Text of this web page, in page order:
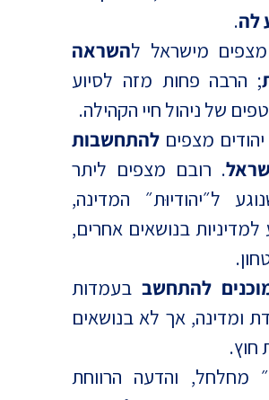
לה.
מצפים מישראל להשראה
; הרבה פחות מזה לסיוע
של ניהול חיי הקהילה.
מצפים להתחשבות
. רובם מצפים ליתר
ל״יהודיוּת״ המדינה,
בנושאים אחרים,
להתחשב בעמדות
ומדינה, אך לא בנושאים
חוץ.
מחלחל, והדעה הרווחת